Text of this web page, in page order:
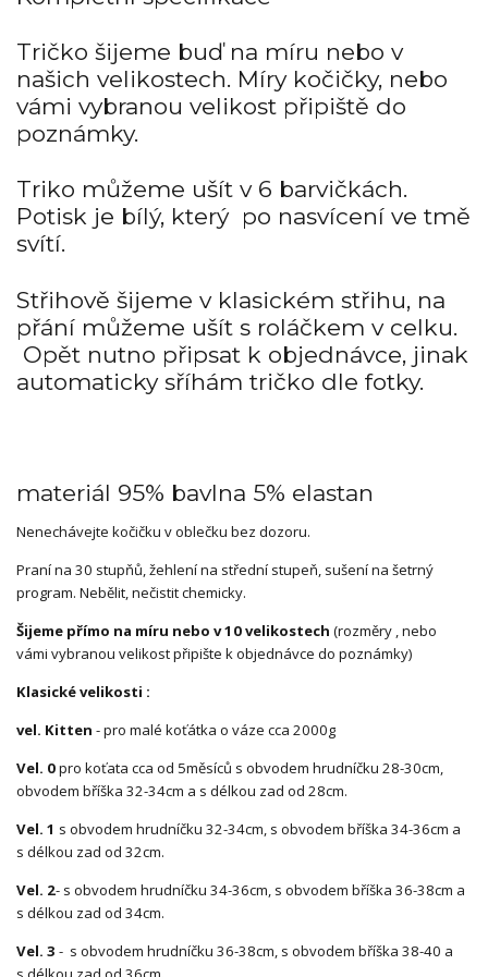
Tričko šijeme buď na míru nebo v
našich velikostech. Míry kočičky, nebo
vámi vybranou velikost připiště do
poznámky.
Triko můžeme ušít v 6 barvičkách.
Potisk je bílý, který po nasvícení ve tmě
svítí.
Střihově šijeme v klasickém střihu, na
přání můžeme ušít s roláčkem v celku.
Opět nutno připsat k objednávce, jinak
automaticky sříhám tričko dle fotky.
materiál 95% bavlna 5% elastan
Nenechávejte kočičku v oblečku bez dozoru.
Praní na 30 stupňů, žehlení na střední stupeň, sušení na šetrný
program. Nebělit, nečistit chemicky.
Šijeme přímo na míru nebo v 10 velikostech (rozměry , nebo
vámi vybranou velikost připište k objednávce do poznámky)
Klasické velikosti :
vel. Kitten - pro malé koťátka o váze cca 2000g
Vel. 0pro koťata cca od 5měsíců s obvodem hrudníčku 28-30cm,
obvodem bříška 32-34cm a s délkou zad od 28cm.
Vel. 1 s obvodem hrudníčku 32-34cm, s obvodem bříška 34-36cm a
s délkou zad od 32cm.
Vel. 2- s obvodem hrudníčku 34-36cm, s obvodem bříška 36-38cm a
s délkou zad od 34cm.
Vel. 3 - s obvodem hrudníčku 36-38cm, s obvodem bříška 38-40 a